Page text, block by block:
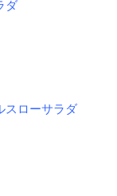
ダ
スローサラダ